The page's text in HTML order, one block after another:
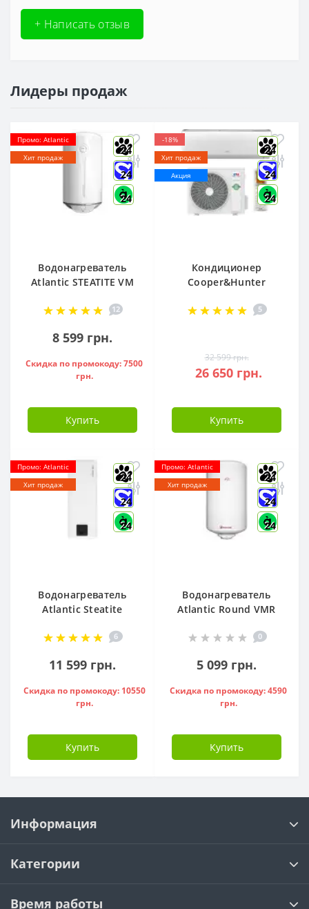
+ Написать отзыв
Лидеры продаж
Промо: Atlantic
Хит продаж
24
24
24
Водонагреватель
Atlantic STEATITE VM
851188
12
8 599 грн.
Скидка по промокоду: 7500
грн.
Купить
-18%
Хит продаж
Акция
24
24
24
Кондиционер
Cooper&Hunter
S12FTXLA2-NG (WI-
5
32 599 грн.
26 650 грн.
Купить
Промо: Atlantic
Хит продаж
24
24
24
Водонагреватель
Atlantic Steatite
1500W, - 841286
6
11 599 грн.
Скидка по промокоду: 10550
грн.
Купить
Промо: Atlantic
Хит продаж
24
24
24
Водонагреватель
Atlantic Round VMR
951136
0
5 099 грн.
Скидка по промокоду: 4590
грн.
Купить
Информация
Категории
Время работы